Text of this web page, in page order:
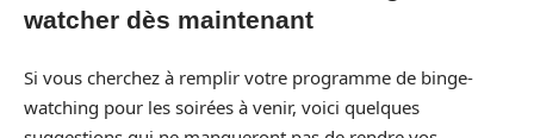
watcher dès maintenant
Si vous cherchez à remplir votre programme de binge-
watching pour les soirées à venir, voici quelques